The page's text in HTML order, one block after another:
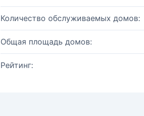
Количество обслуживаемых домов:
Общая площадь домов:
Рейтинг: